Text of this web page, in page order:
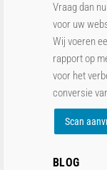
Vraag dan
voor uw
Wij voeren
rapport op
voor het
conversie
Scan
BLOG